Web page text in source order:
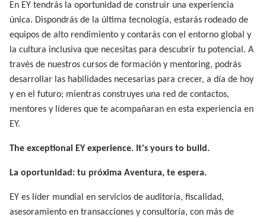
En EY tendrás la oportunidad de construir una experiencia
única. Dispondrás de la última tecnología, estarás rodeado de
equipos de alto rendimiento y contarás con el entorno global y
la cultura inclusiva que necesitas para descubrir tu potencial. A
través de nuestros cursos de formación y mentoring, podrás
desarrollar las habilidades necesarias para crecer, a día de hoy
y en el futuro; mientras construyes una red de contactos,
mentores y líderes que te acompañaran en esta experiencia en
EY.
The exceptional EY experience. It's yours to build.
La oportunidad: tu próxima Aventura, te espera.
EY es líder mundial en servicios de auditoría, fiscalidad,
asesoramiento en transacciones y consultoría, con más de